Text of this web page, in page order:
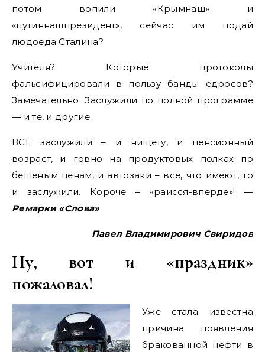
потом вопили «Крымнаш» и
«путиннашпрезидент», сейчас им подай
людоеда Сталина?
Учителя? Которые протоколы
фальсифицировали в пользу банды едросов?
Замечательно. Заслужили по полной программе
— и те, и другие.
ВСЁ заслужили – и нищету, и пенсионный
возраст, и говно на продуктовых полках по
бешеным ценам, и автозаки – всё, что имеют, то
и заслужили. Короче – «раисся-вперде»! —
Ремарки «Слова»
Павел Владимирович Свиридов
Ну, вот и «праздник»
пожаловал!
Уже стала известна
причина появления
бракованной нефти в